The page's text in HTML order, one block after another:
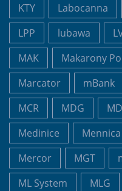
KTY Labocanna
LPP
lubawa
MAK
Makarony
Marcator
mBank
MCR
MDG
Medinice
Mercor
MGT
ML System
MLG